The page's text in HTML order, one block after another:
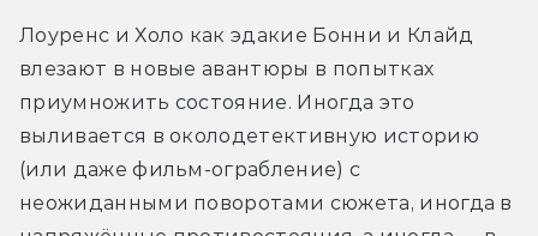
Лоуренс и Холо как эдакие Бонни и Клайд
влезают в новые авантюры в попытках
приумножить состояние. Иногда это
выливается в околодетективную историю
(или даже фильм-ограбление) с
неожиданными поворотами сюжета, иногда в